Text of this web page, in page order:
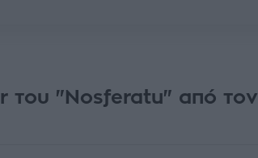
του "Nosferatu" από τον